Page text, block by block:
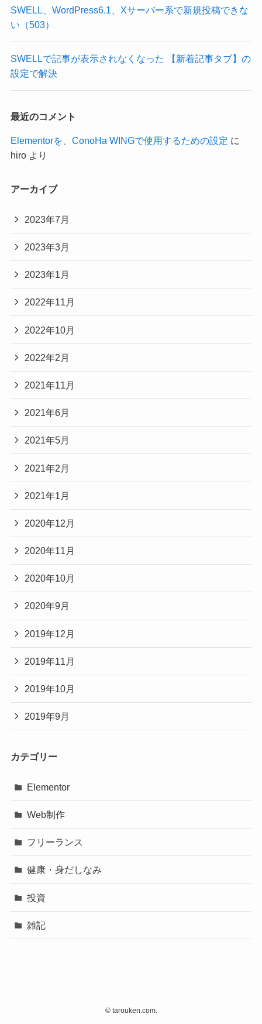
SWELL、WordPress6.1、Xサーバー系で新規投稿できな
い（503）
SWELLで記事が表示されなくなった 【新着記事タブ】の
設定で解決
最近のコメント
Elementorを、ConoHa WINGで使用するための設定 に
hiroより
アーカイブ
2023年7月
2023年3月
2023年1月
2022年11月
2022年10月
2022年2月
2021年11月
2021年6月
2021年5月
2021年2月
2021年1月
2020年12月
2020年11月
2020年10月
2020年9月
2019年12月
2019年11月
2019年10月
2019年9月
カテゴリー
Elementor
Web制作
フリーランス
健康・身だしなみ
投資
雑記
©tarouken.com.